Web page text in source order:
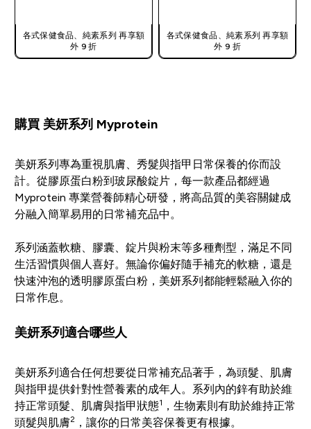
各式保健食品、純素系列 再享額
外 9 折
各式保健食品、純素系列 再享額
外 9 折
購買 美妍系列 Myprotein
美妍系列專為重視肌膚、秀髮與指甲日常保養的你而設
計。從膠原蛋白粉到玻尿酸錠片，每一款產品都經過
Myprotein 專業營養師精心研發，將高品質的美容關鍵成
分融入簡單易用的日常補充品中。
系列涵蓋軟糖、膠囊、錠片與粉末等多種劑型，滿足不同
生活習慣與個人喜好。無論你偏好隨手補充的軟糖，還是
快速沖泡的透明膠原蛋白粉，美妍系列都能輕鬆融入你的
日常作息。
美妍系列適合哪些人
美妍系列適合任何想要從日常補充品著手，為頭髮、肌膚
與指甲提供針對性營養素的成年人。系列內的鋅有助於維
持正常頭髮、肌膚與指甲狀態1 ，生物素則有助於維持正常
頭髮與肌膚2，讓你的日常美容保養更有根據。